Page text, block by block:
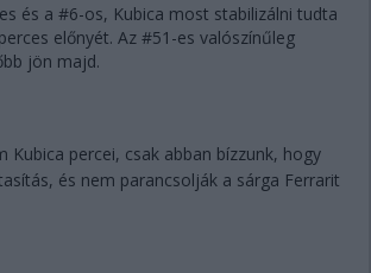
és a #6-os, Kubica most stabilizálni tudta
előnyét. Az #51-es valószínűleg
jön majd.
Kubica percei, csak abban bízzunk, hogy
és nem parancsolják a sárga Ferrarit